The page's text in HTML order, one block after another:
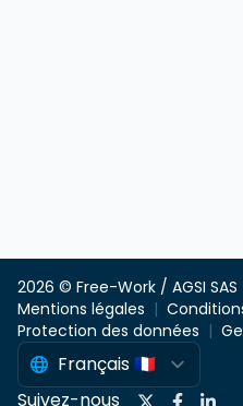
2026 © Free-Work / AGSI SAS
Mentions légales
Protection des données
Suivez-nous